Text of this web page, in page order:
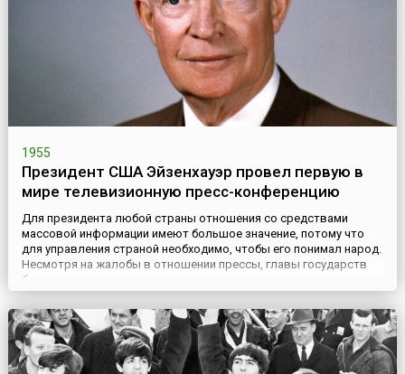
1955
Президент США Эйзенхауэр провел первую в
мире телевизионную пресс-конференцию
Для президента любой страны отношения со средствами
массовой информации имеют большое значение, потому что
для управления страной необходимо, чтобы его понимал народ.
Несмотря на жалобы в отношении прессы, главы государств
быстро приходят к выводу, что новостные организации
являются важной составляющей ландшафта президентского
правления. Народ желает знать, чем президент занимается и
каковы его пл...